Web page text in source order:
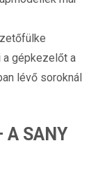
gépkezelőt a
lévő soroknál
SANY